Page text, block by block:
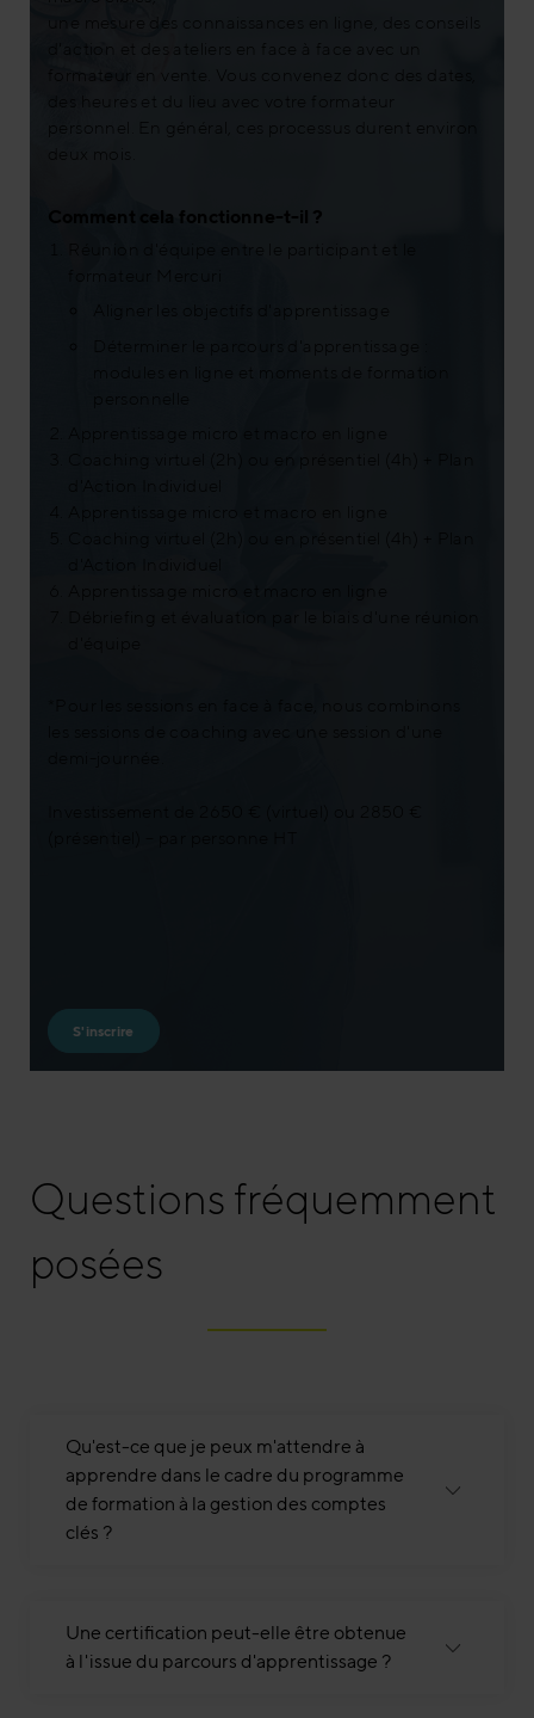
une mesure des connaissances en ligne, des conseils
d'action et des ateliers en face à face avec un
des heures et du lieu avec votre formateur
deux mois.
Comment cela fonctionne-t-il ?
S'inscrire
Questions fréquemment
posées
Qu'est-ce que je peux m'attendre à
apprendre dans le cadre du programme
de formation à la gestion des comptes
clés ?
Une certification peut-elle être obtenue
à l'issue du parcours d'apprentissage ?